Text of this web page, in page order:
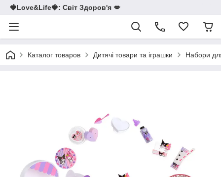
🍓Love&Life🍓: Світ Здоров'я 💋
Каталог товаров Дитячі товари та іграшки Набори